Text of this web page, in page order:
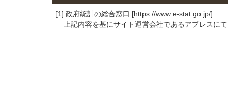
[1] 政府統計の総合窓口 [https://www.e-stat.go.jp/]
上記内容を基にサイト運営会社であるアプレスに